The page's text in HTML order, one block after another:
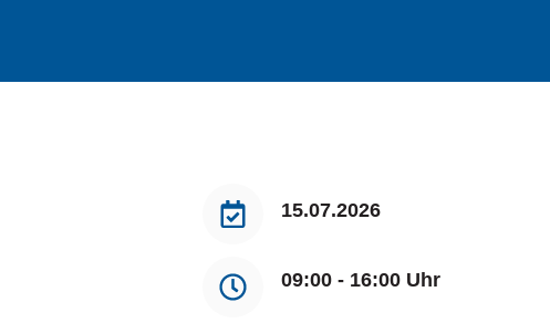
15.07.2026
09:00 - 16:00 Uhr